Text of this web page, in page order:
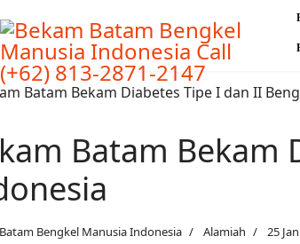
Batam Bekam
Bengkel Manusia Indonesia Alamiah 25